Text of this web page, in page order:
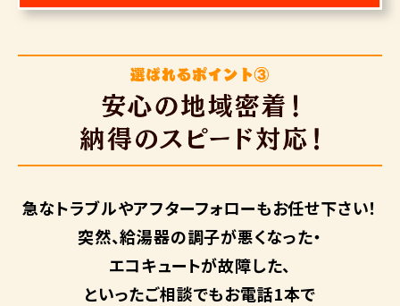
急なトラブルやアフターフォローもお任せ下さい！
突然、給湯器の調子が悪くなった・
エコキュートが故障した、
といったご相談でもお電話1本で